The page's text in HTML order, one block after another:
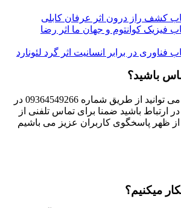
کشف راز درون اثر عرفان کابلی
فیزیک کوانتوم و جهان ما اثر رضا
فناوری در برابر انسانیت اثر گرد لئونارد
باشید؟
شما برای ارتباط با ما می توانید از طریق شماره 09364549266 در
ارتباط باشید ضمنا برای تماس تلفنی از
میکنیم؟